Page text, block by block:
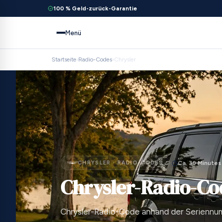
100 % Geld-zurück-Garantie
Menü
Startseite›Radio-Codes›Chrysler
CHRYSLER · RADIO-CODES Ca. 30 Minutes
Chrysler-Radio-
Chrysler-Radio-Code anhand der